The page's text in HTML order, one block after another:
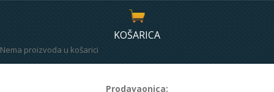
KOŠARICA
Nema proizvoda u košarici
Prodavaonica: